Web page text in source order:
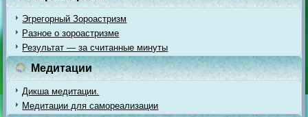
Эгрегорный Зороастризм
Разное о зороастризме
Результат — за считанные минуты
Медитации
Дикша медитации.
Медитации для самореализации